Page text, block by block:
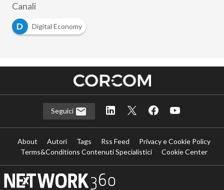
Canali
D
Digital Economy
Seguici
About Autori Tags Rss Feed
Privacy e Cookie Policy
Terms&Conditions Contenuti Specialistici
Cookie Center